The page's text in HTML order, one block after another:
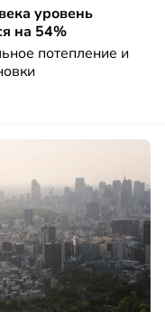
уровень
на 54%
потепление и